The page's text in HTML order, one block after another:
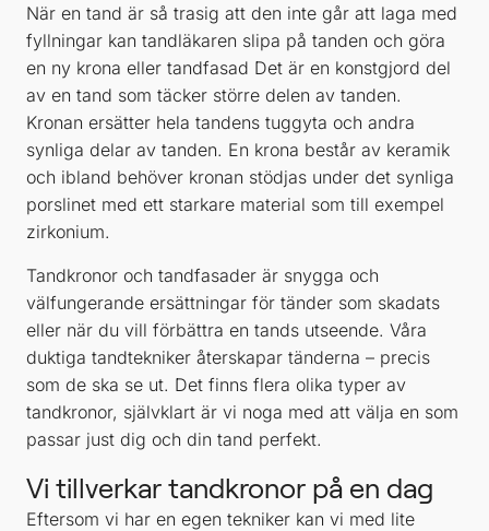
När en tand är så trasig att den inte går att laga med
fyllningar kan tandläkaren slipa på tanden och göra
en ny krona eller tandfasad Det är en konstgjord del
av en tand som täcker större delen av tanden.
Kronan ersätter hela tandens tuggyta och andra
synliga delar av tanden. En krona består av keramik
och ibland behöver kronan stödjas under det synliga
porslinet med ett starkare material som till exempel
zirkonium.
Tandkronor och tandfasader är snygga och
välfungerande ersättningar för tänder som skadats
eller när du vill förbättra en tands utseende. Våra
duktiga tandtekniker återskapar tänderna – precis
som de ska se ut. Det finns flera olika typer av
tandkronor, självklart är vi noga med att välja en som
passar just dig och din tand perfekt.
Vi tillverkar tandkronor på en dag
Eftersom vi har en egen tekniker kan vi med lite